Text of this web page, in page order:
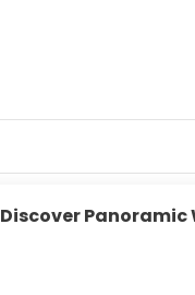
Discover